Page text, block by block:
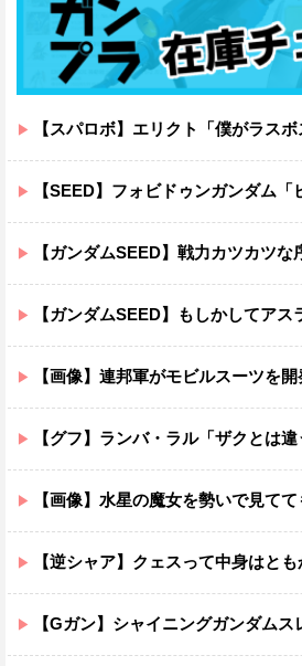
【スパロボ】エリクト「僕がラスボス一つ前の版権キャラ最後
【SEED】フォビドゥンガンダム「ビーム弾きます、ビーム曲げられます、空飛
【ガンダムSEED】戦力カツカツな序盤ってガンダ
【ガンダムSEED】もしかしてアスランって言葉にするのが下
【画像】連邦軍がモビルスーツを開発できなかった
【グフ】ランバ・ラル「ザクとは違う
【画像】水星の魔女を勢いで見てても何それ…っ
【逆シャア】クェスって中身はともかく
【Gガン】シャイニングガンダムスレ、フェイスオープ